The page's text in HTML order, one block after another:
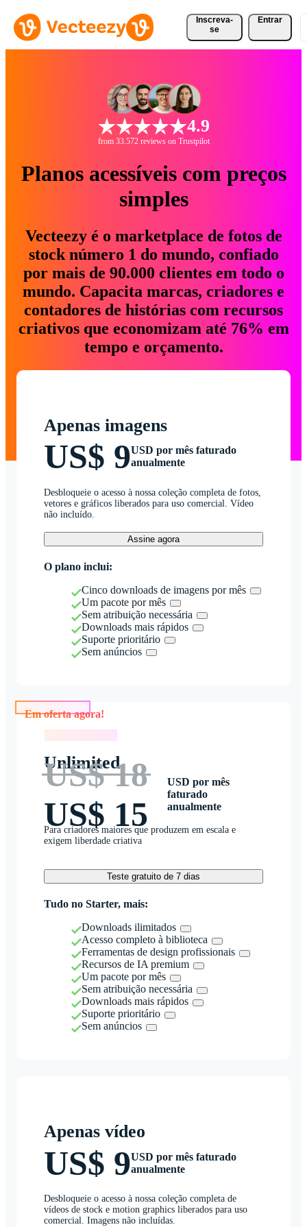
Inscreva-
se
Entrar
4.9
from 33.572 reviews on Trustpilot
Planos acessíveis com preços
simples
Vecteezy é o marketplace de fotos de
stock número 1 do mundo, confiado
por mais de 90.000 clientes em todo o
mundo. Capacita marcas, criadores e
contadores de histórias com recursos
criativos que economizam até 76% em
tempo e orçamento.
Apenas imagens
US$ 9USD por mês faturado
anualmente
Desbloqueie o acesso à nossa coleção completa de fotos,
vetores e gráficos liberados para uso comercial. Vídeo
não incluído.
Assine agora
O plano inclui:
Cinco downloads de imagens por mês
Um pacote por mês
Sem atribuição necessária
Downloads mais rápidos
Suporte prioritário
Sem anúncios
Unlimited
US$ 18
US$ 15
USD por mês
faturado
anualmente
Para criadores maiores que produzem em escala e
exigem liberdade criativa
Teste gratuito de 7 dias
Tudo no Starter, mais:
Downloads ilimitados
Acesso completo à biblioteca
Ferramentas de design profissionais
Recursos de IA premium
Um pacote por mês
Sem atribuição necessária
Downloads mais rápidos
Suporte prioritário
Sem anúncios
Apenas vídeo
US$ 9USD por mês faturado
anualmente
Desbloqueie o acesso à nossa coleção completa de
vídeos de stock e motion graphics liberados para uso
comercial. Imagens não incluídas.